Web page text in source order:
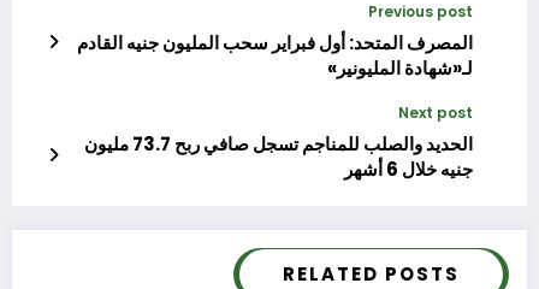
Previous post
المصرف المتحد: أول فبراير سحب المليون جنيه القادم
لـ«شهادة المليونير»
Next post
الحديد والصلب للمناجم تسجل صافي ربح 73.7 مليون
جنيه خلال 6 أشهر
RELATED POSTS